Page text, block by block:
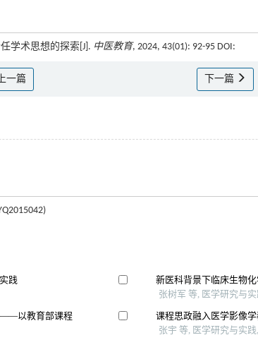
学术思想的探索[J]. 中医教育, 2024, 43(01): 92-95 DOI:
一篇 下一篇